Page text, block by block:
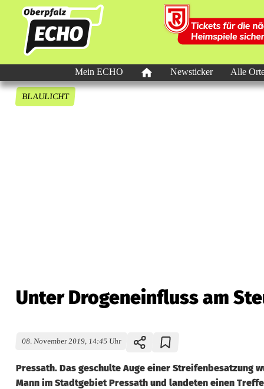
Mein ECHO Newsticker Alle
BLAULICHT
Unter Drogeneinfluss am
08. November 2019, 14:45 Uhr
Pressath. Das geschulte Auge einer Streifenbesatzung
Mann im Stadtgebiet Pressath und landeten einen